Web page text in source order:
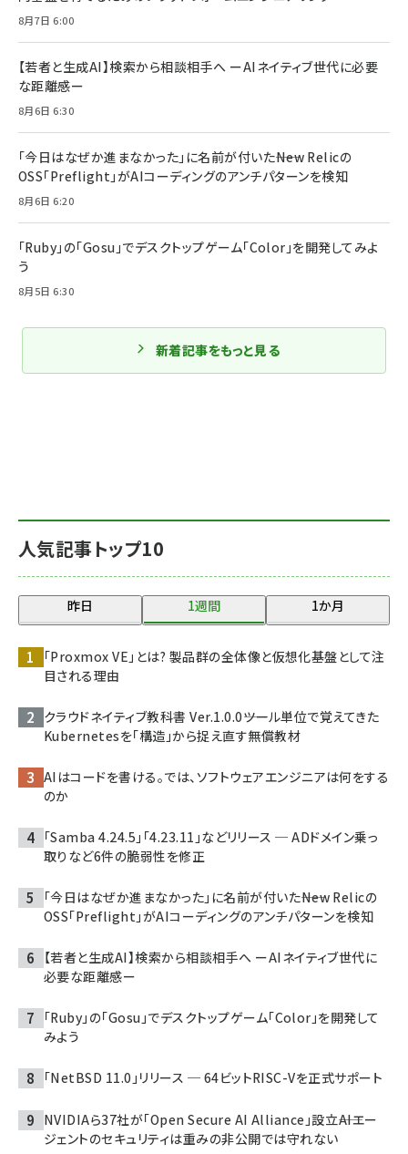
人気記事トップ10
昨日 1週間 1か月
「Proxmox VE」とは? 製品群の全体像と仮想化基盤として注
目される理由
クラウドネイティブ教科書 Ver.1.0.0――ツール単位で覚えてきた
Kubernetesを「構造」から捉え直す無償教材
AIはコードを書ける。では、ソフトウェアエンジニアは何をする
のか
「Samba 4.24.5」「4.23.11」などリリース ─ ADドメイン乗っ
取りなど6件の脆弱性を修正
「今日はなぜか進まなかった」に名前が付いた――New Relicの
OSS「Preflight」がAIコーディングのアンチパターンを検知
【若者と生成AI】検索から相談相手へ ーAIネイティブ世代に
必要な距離感ー
「Ruby」の「Gosu」でデスクトップゲーム「Color」を開発して
みよう
「NetBSD 11.0」リリース ─ 64ビットRISC-Vを正式サポート
NVIDIAら37社が「Open Secure AI Alliance」設立――AIエー
ジェントのセキュリティは重みの非公開では守れない
8月7日 6:00
【若者と生成AI】検索から相談相手へ ーAIネイティブ世代に必要
な距離感ー
8月6日 6:30
「今日はなぜか進まなかった」に名前が付いた――New Relicの
OSS「Preflight」がAIコーディングのアンチパターンを検知
8月6日 6:20
「Ruby」の「Gosu」でデスクトップゲーム「Color」を開発してみよ
う
8月5日 6:30
新着記事をもっと見る